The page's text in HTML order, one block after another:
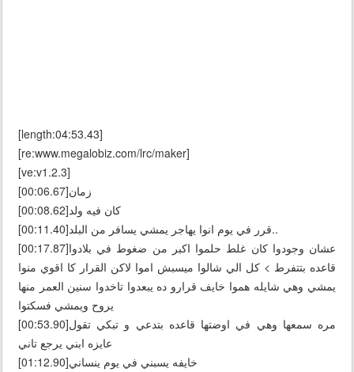
[length:04:53.43]
[re:www.megalobiz.com/lrc/maker]
[ve:v1.2.3]
[00:06.67]زمان
[00:08.62]كان فيه ولد
[00:11.40]قرر في يوم انوا يهاجر يمشي يسافر من البلد..
[00:17.87]عشان وجودوا كان غلط حلموا اكبر من ضغوط في بلادوا
قاعده بتتفرط > كل الي شالوا ميسبش اموا لاكن القرار كا اقوي منوا
يمشي وهي شايله هموا خايف قرارو ده يبعدوا تاخدوا سنين العمر منها
يروح ويمشي فسكتوا
[00:53.90]مره سمعها وهي في اوضتها قاعده بتدعي و تبكي تقول
عايزه ابني يرجع تاني
[01:12.90]خايفه يسبني في يوم ينساني